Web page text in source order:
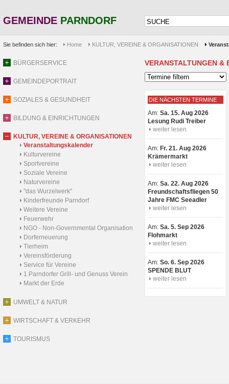
GEMEINDE PARNDORF
Sie befinden sich hier: Home KULTUR, VEREINE & ORGANISATIONEN
BÜRGERSERVICE
GEMEINDEPORTRAIT
SOZIALES & GESUNDHEIT
BILDUNG & EINRICHTUNGEN
KULTUR, VEREINE & ORGANISATIONEN
Veranstaltungskalender
Kulturvereine
Sportvereine
Soziale Vereine
Naturvereine
"das Wurzelwerk"
Kinderfreunde Parndorf
Weitere Vereine
Feuerwehr
NGO - Non-Governmental Organisation
Dorferneuerung
Tierheim
Vereinsförderung
Service für Vereine
1.Parndorfer Grill- und Genuss Verein
Markt der Erde
UMWELT & NATUR
WIRTSCHAFT & VERKEHR
TOURISMUS
VERANSTALTUNGEN &
DIE NÄCHSTEN TERMINE
Am: Sa. 15. Aug 2026
Lesung Rudi Treiber
weiter lesen
Am: Fr. 21. Aug 2026
Krämermarkt
weiter lesen
Am: Sa. 22. Aug 2026
Freundschaftsfliegen 50
Jahre FMC Seeadler
weiter lesen
Am: Sa. 5. Sep 2026
Flohmarkt
weiter lesen
Am: So. 6. Sep 2026
SPENDE BLUT
weiter lesen